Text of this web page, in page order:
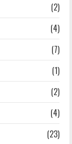
(2)
(4)
(7)
(1)
(2)
(4)
(23)